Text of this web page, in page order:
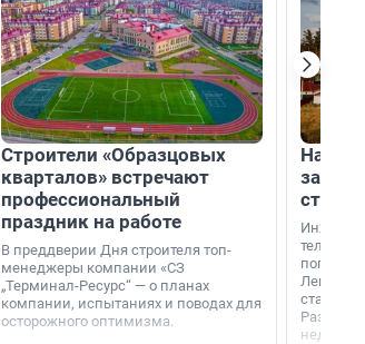
Строители «Образцовых
кварталов» встречают
профессиональный
праздник на работе
В преддверии Дня строителя топ-
менеджеры компании «СЗ
„Терминал-Ресурс“ — о планах
компании, испытаниях и поводах для
осторожного оптимизма.
На
станции